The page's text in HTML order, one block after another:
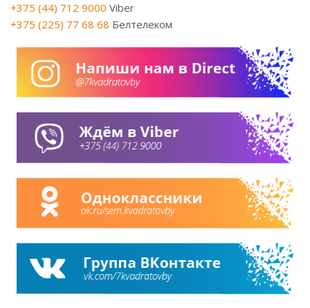
+375 (44) 712 9000 Viber
+375 (225) 77 68 68 Белтелеком